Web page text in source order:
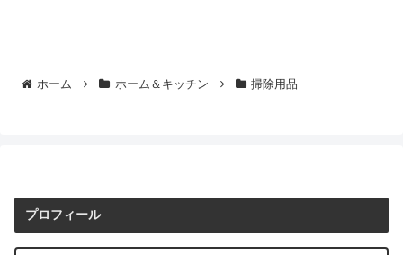
ホーム ホーム＆キッチン 掃除用品
プロフィール